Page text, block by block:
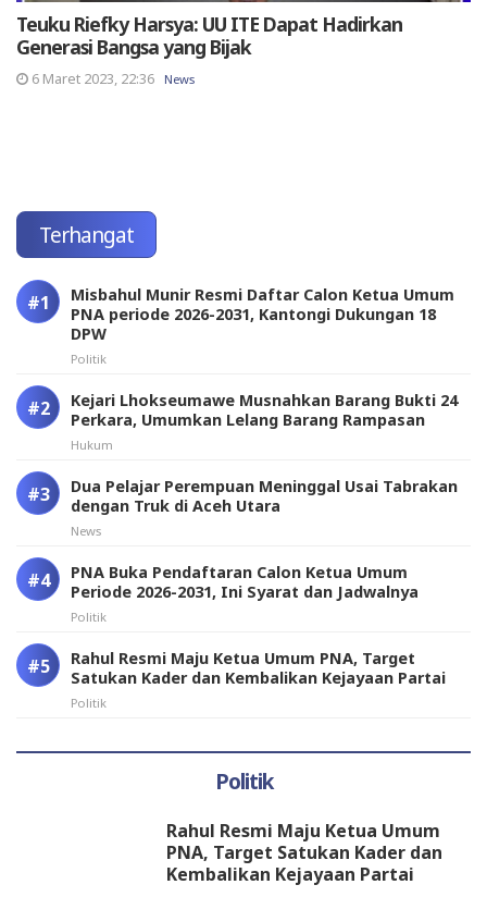
Teuku Riefky Harsya: UU ITE Dapat Hadirkan
Generasi Bangsa yang Bijak
6 Maret 2023, 22:36 News
Terhangat
Misbahul Munir Resmi Daftar Calon Ketua Umum
PNA periode 2026-2031, Kantongi Dukungan 18
DPW
Politik
Kejari Lhokseumawe Musnahkan Barang Bukti 24
Perkara, Umumkan Lelang Barang Rampasan
Hukum
Dua Pelajar Perempuan Meninggal Usai Tabrakan
dengan Truk di Aceh Utara
News
PNA Buka Pendaftaran Calon Ketua Umum
Periode 2026-2031, Ini Syarat dan Jadwalnya
Politik
Rahul Resmi Maju Ketua Umum PNA, Target
Satukan Kader dan Kembalikan Kejayaan Partai
Politik
Politik
Rahul Resmi Maju Ketua Umum
PNA, Target Satukan Kader dan
Kembalikan Kejayaan Partai